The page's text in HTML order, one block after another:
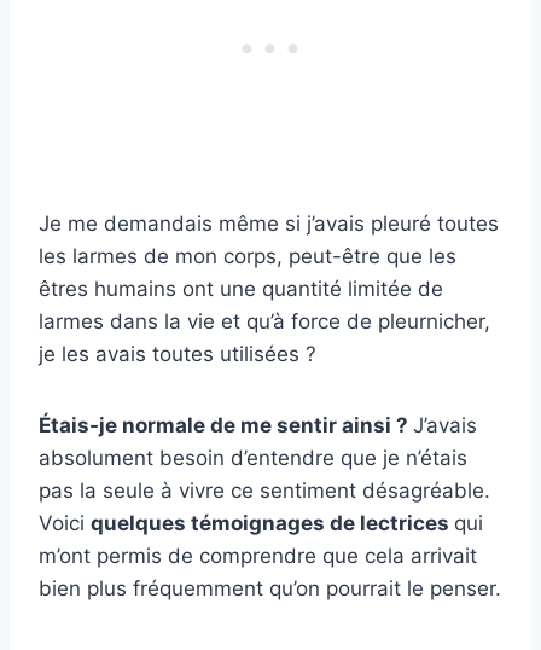
Je me demandais même si j’avais pleuré toutes
les larmes de mon corps, peut-être que les
êtres humains ont une quantité limitée de
larmes dans la vie et qu’à force de pleurnicher,
je les avais toutes utilisées ?
Étais-je normale de me sentir ainsi ? J’avais
absolument besoin d’entendre que je n’étais
pas la seule à vivre ce sentiment désagréable.
Voici quelques témoignages de lectrices qui
m’ont permis de comprendre que cela arrivait
bien plus fréquemment qu’on pourrait le penser.